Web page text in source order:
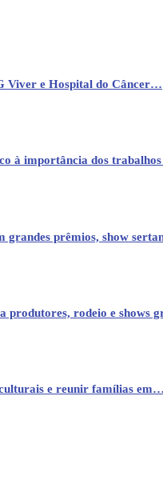
Viver e Hospital do Câncer…
à importância dos
grandes prêmios, show
produtores, rodeio e shows
e reunir famílias em…